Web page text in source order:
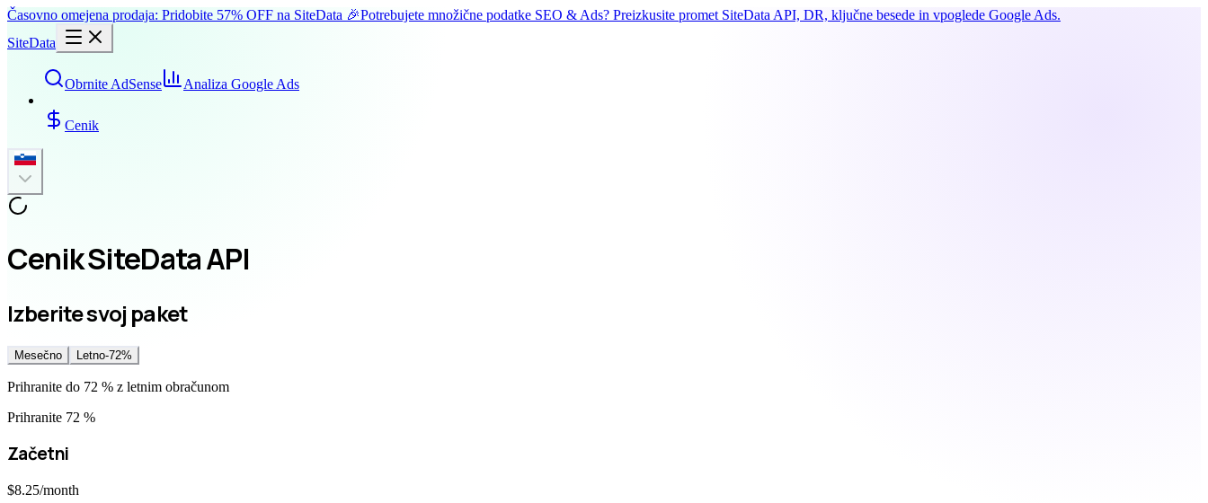
Časovno omejena prodaja: Pridobite 57% OFF na SiteData 🎉Potrebujete množične podatke SEO & Ads? Preizkusite promet SiteData API, DR, ključne besede in vpoglede Google Ads.
SiteData
Obrnite AdSense Analiza Google Ads
Cenik
Cenik SiteData API
Izberite svoj paket
Mesečno Letno-72%
Prihranite do 72 % z letnim obračunom
Prihranite 72 %
Začetni
$8.25/month